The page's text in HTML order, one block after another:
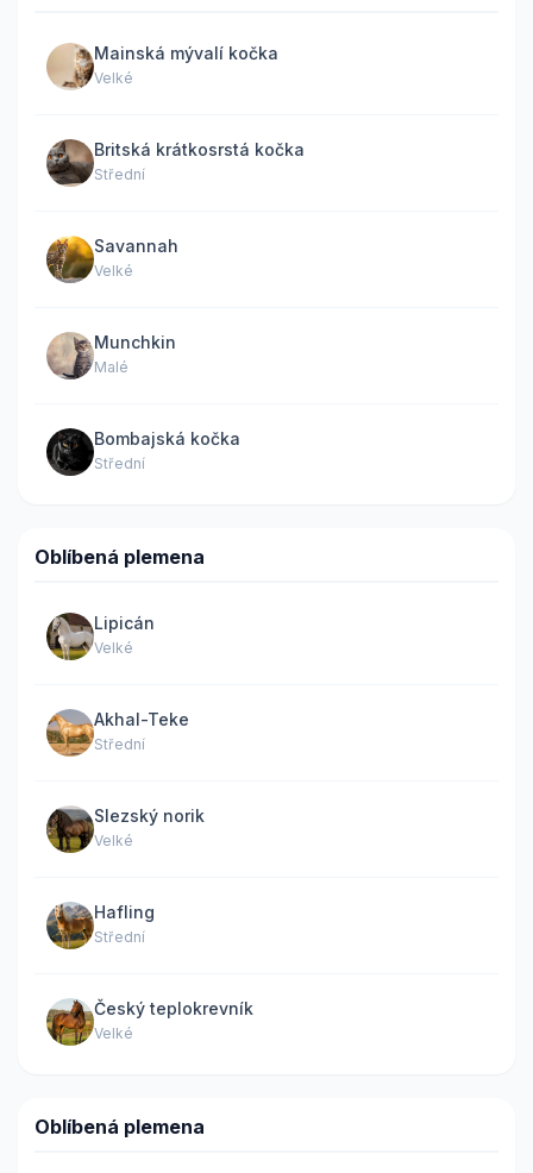
Mainská mývalí kočka
Velké
Britská krátkosrstá kočka
Střední
Savannah
Velké
Munchkin
Malé
Bombajská kočka
Střední
Oblíbená plemena
Lipicán
Velké
Akhal-Teke
Střední
Slezský norik
Velké
Hafling
Střední
Český teplokrevník
Velké
Oblíbená plemena